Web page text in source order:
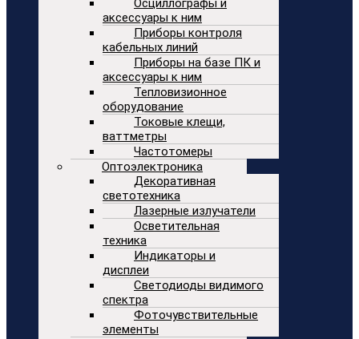
Осциллографы и
аксессуары к ним
Приборы контроля
кабельных линий
Приборы на базе ПК и
аксессуары к ним
Тепловизионное
оборудование
Токовые клещи,
ваттметры
Частотомеры
Оптоэлектроника
Декоративная
светотехника
Лазерные излучатели
Осветительная
техника
Индикаторы и
дисплеи
Светодиоды видимого
спектра
Фоточувствительные
элементы